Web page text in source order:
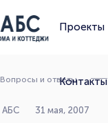
Проекты
Контакты
Вопросы и ответы
АБС 31 мая, 2007